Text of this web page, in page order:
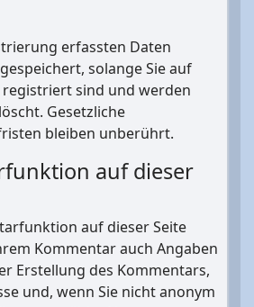
erfassten Daten
solange Sie auf
sind und werden
Gesetzliche
bleiben unberührt.
auf dieser
auf dieser Seite
Kommentar auch Angaben
Erstellung des Kommentars,
und, wenn Sie nicht anonym